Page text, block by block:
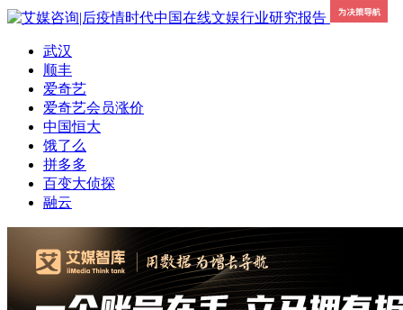
武汉
顺丰
爱奇艺
爱奇艺会员涨价
中国恒大
饿了么
拼多多
百变大侦探
融云